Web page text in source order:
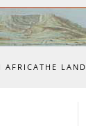
AFRICATHE LAND